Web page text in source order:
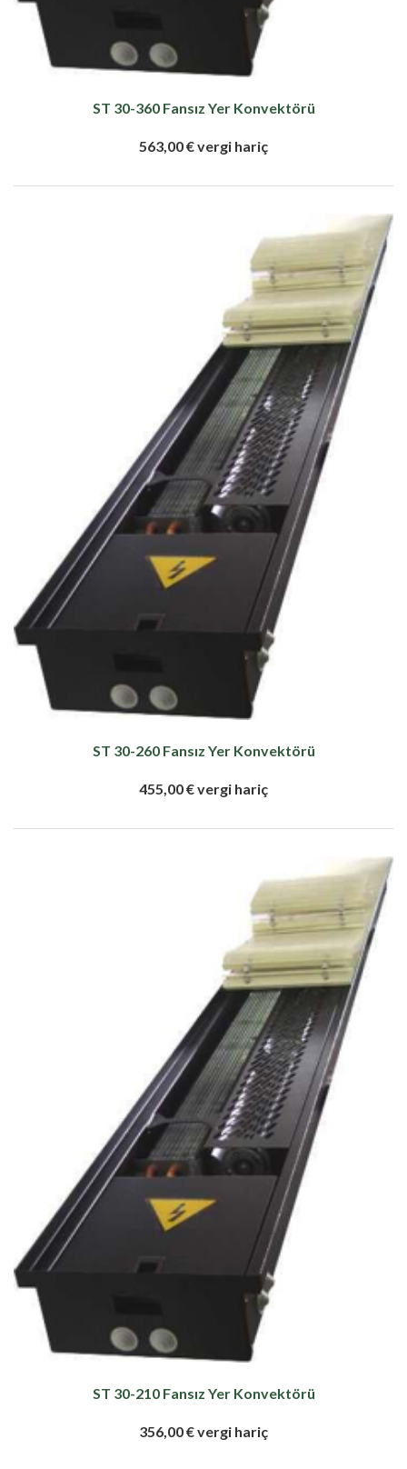
ST 30-360 Fansız Yer Konvektörü
563,00 € vergi hariç
ST 30-260 Fansız Yer Konvektörü
455,00 € vergi hariç
ST 30-210 Fansız Yer Konvektörü
356,00 € vergi hariç